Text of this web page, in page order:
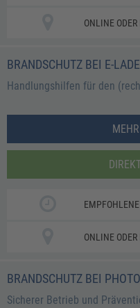
ONLINE
BRANDSCHUTZ BEI E-
Handlungshilfen für den
ONLINE
BRANDSCHUTZ BEI
Sicherer Betrieb und